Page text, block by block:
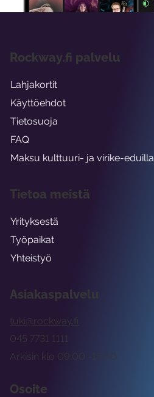
Asiakaspalvelu
tuki@rockway.fi
Arkisin klo 09:00 -15:00
045 7731 1111
Osoite
Rockway.fi palvelu
Lahjakortit
Käyttöehdot
Tietosuoja
FAQ
Maksu kulttuuri- ja virike-eduilla
Tietoa meistä
Yrityksestä
Työpaikat
Yhteistyö